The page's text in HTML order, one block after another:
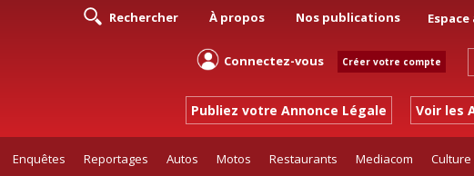
Rechercher À propos Nos publications
Connectez-vous Créer votre compte
Publiez votre Annonce Légale Voir les
Enquêtes Reportages Autos Motos Restaurants Mediacom Culture